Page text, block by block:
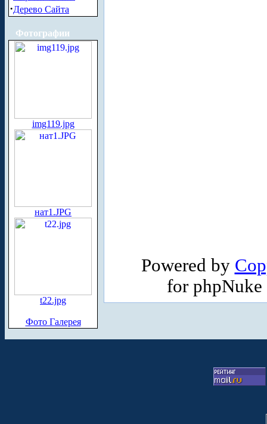
·Дерево Сайта
Фотографии
img119.jpg
нат1.JPG
t22.jpg
Фото Галерея
Powered by
for